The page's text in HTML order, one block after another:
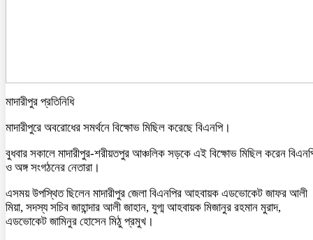
মাদারীপুর প্রতিনিধি
মাদারীপুরে অবরোধের সমর্থনে বিক্ষোভ মিছিল করেছে বিএনপি।
বুধবার সকালে মাদারীপুর-শরীয়তপুর আঞ্চলিক সড়কে এই বিক্ষোভ মিছিল করেন
ও অঙ্গ সংগঠনের নেতারা।
এসময় উপস্থিত ছিলেন মাদারীপুর জেলা বিএনপির আহবায়ক এডভোকেট জাফর আলী
মিয়া, সদস্য সচিব জাহান্দার আলী জাহান, যুগ্ম আহবায়ক মিজানুর রহমান মুরাদ,
এডভোকেট জামিনুর হোসেন মিঠু প্রমুখ।